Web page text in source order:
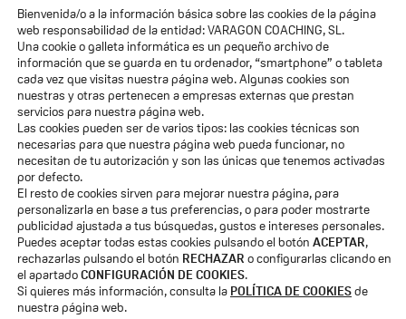
ACCESO ALUMNOS
Quiénes Somos
Voces de Eleva
Formaciones
Blog
Membresía «El Salto»
Suscribete a mi email
Bienvenida/o a la información básica sobre las cookies de la página
web responsabilidad de la entidad: VARAGON COACHING, SL.
Una cookie o galleta informática es un pequeño archivo de
información que se guarda en tu ordenador, “smartphone” o tableta
cada vez que visitas nuestra página web. Algunas cookies son
nuestras y otras pertenecen a empresas externas que prestan
servicios para nuestra página web.
Las cookies pueden ser de varios tipos: las cookies técnicas son
necesarias para que nuestra página web pueda funcionar, no
necesitan de tu autorización y son las únicas que tenemos activadas
por defecto.
El resto de cookies sirven para mejorar nuestra página, para
personalizarla en base a tus preferencias, o para poder mostrarte
publicidad ajustada a tus búsquedas, gustos e intereses personales.
Puedes aceptar todas estas cookies pulsando el botón ACEPTAR,
rechazarlas pulsando el botón RECHAZAR o configurarlas clicando en
el apartadoCONFIGURACIÓN DE COOKIES.
Si quieres más información, consulta la POLÍTICA DE COOKIESde
nuestra página web.